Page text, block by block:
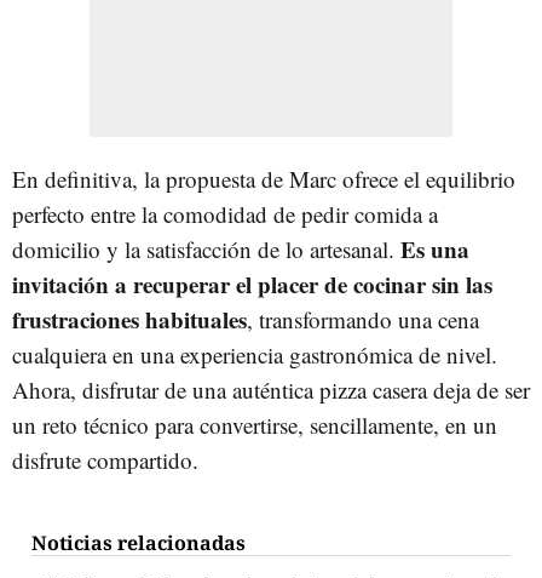
En definitiva, la propuesta de Marc ofrece el equilibrio
perfecto entre la comodidad de pedir comida a
domicilio y la satisfacción de lo artesanal. Es una
invitación a recuperar el placer de cocinar sin las
frustraciones habituales, transformando una cena
cualquiera en una experiencia gastronómica de nivel.
Ahora, disfrutar de una auténtica pizza casera deja de ser
un reto técnico para convertirse, sencillamente, en un
disfrute compartido.
Noticias relacionadas